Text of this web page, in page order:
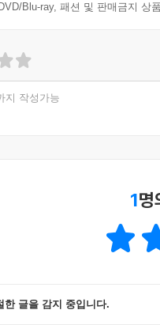
Blu-ray, 패션 및 판매금지 상
지 작성가능
1명
한 글을 감지 중입니다.